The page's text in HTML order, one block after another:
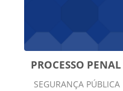
PROCESSO PENAL
Categoria do curso
SEGURANÇA PÚBLICA